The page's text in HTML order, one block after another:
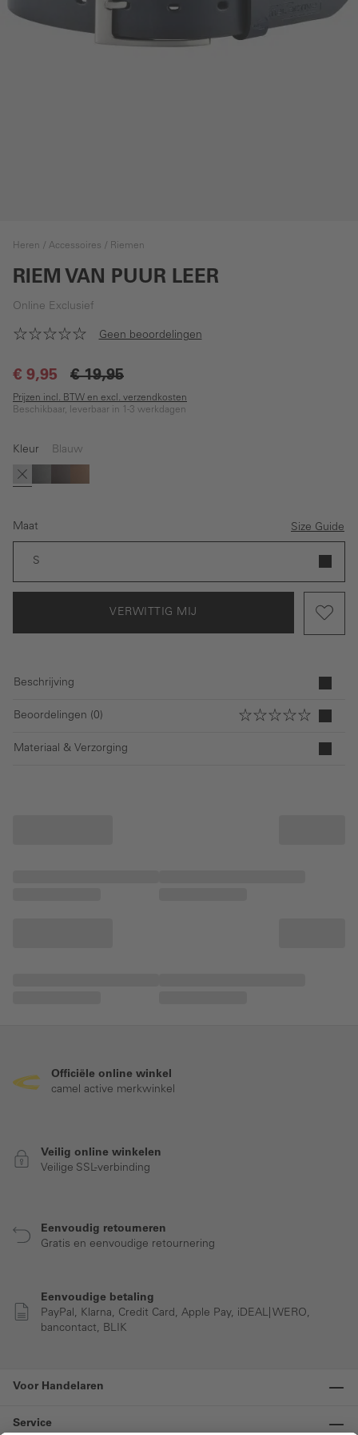
Heren Accessoires Riemen
RIEM VAN PUUR LEER
Online Exclusief
Geen beoordelingen
€ 9,95 € 19,95
Prijzen incl. BTW en excl. verzendkosten
Beschikbaar, leverbaar in 1-3 werkdagen
Kleur Blauw
Blauw
(Deze optie is momenteel niet beschikbaar.)
ZwartBruinLicht bruin
Maat Size Guide
S
VERWITTIG MIJ
Beschrijving
Beoordelingen (0)
Materiaal & Verzorging
Officiële online winkel
camel active merkwinkel
Veilig online winkelen
Veilige SSL-verbinding
Eenvoudig retourneren
Gratis en eenvoudige retournering
Eenvoudige betaling
PayPal, Klarna, Credit Card, Apple Pay, iDEAL| WERO,
bancontact, BLIK
Voor Handelaren
Service